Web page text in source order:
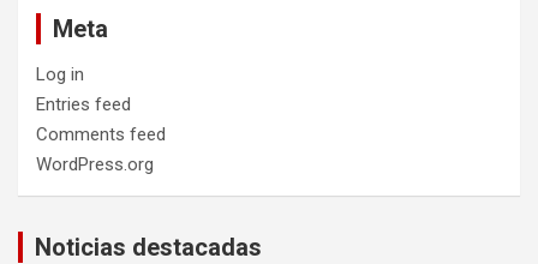
Meta
Log in
Entries feed
Comments feed
WordPress.org
Noticias destacadas